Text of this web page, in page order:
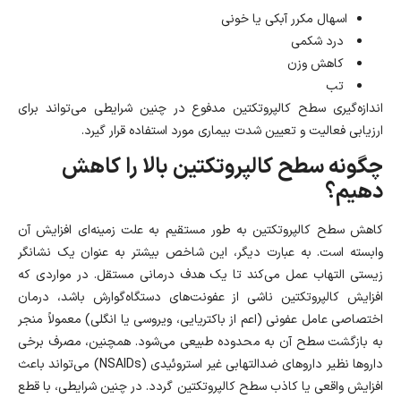
اسهال مکرر آبکی یا خونی
درد شکمی
کاهش وزن
تب
اندازه‌گیری سطح کالپروتکتین مدفوع در چنین شرایطی می‌تواند برای
ارزیابی فعالیت و تعیین شدت بیماری مورد استفاده قرار گیرد.
چگونه سطح کالپروتکتین بالا را کاهش
دهیم؟
کاهش سطح کالپروتکتین به طور مستقیم به علت زمینه‌ای افزایش آن
وابسته است. به عبارت دیگر، این شاخص بیشتر به عنوان یک نشانگر
زیستی التهاب عمل می‌کند تا یک هدف درمانی مستقل. در مواردی که
افزایش کالپروتکتین ناشی از عفونت‌های دستگاه‌گوارش باشد، درمان
اختصاصی عامل عفونی (اعم از باکتریایی، ویروسی یا انگلی) معمولاً منجر
به بازگشت سطح آن به محدوده طبیعی می‌شود. همچنین، مصرف برخی
داروها نظیر داروهای ضدالتهابی غیر استروئیدی (NSAIDs) می‌تواند باعث
افزایش واقعی یا کاذب سطح کالپروتکتین گردد. در چنین شرایطی، با قطع